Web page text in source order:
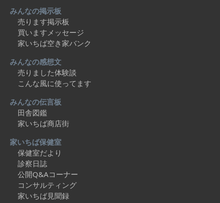
みんなの掲示板
売ります掲示板
買いますメッセージ
家いちば空き家バンク
みんなの感想文
売りました体験談
こんな風に使ってます
みんなの伝言板
田舎図鑑
家いちば商店街
家いちば保健室
保健室だより
診察日誌
公開Q&Aコーナー
コンサルティング
家いちば見聞録